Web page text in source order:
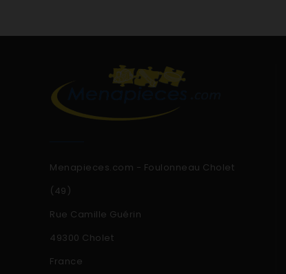
Menapieces.com - Foulonneau Cholet
(49)
Rue Camille Guérin
49300 Cholet
France